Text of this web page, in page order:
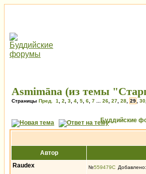
Asmimāna (из темы
Страницы Пред. 1 2 3 4 5 6 7 26 27 28 29 30
Буддийские
Автор
Raudex
№559479